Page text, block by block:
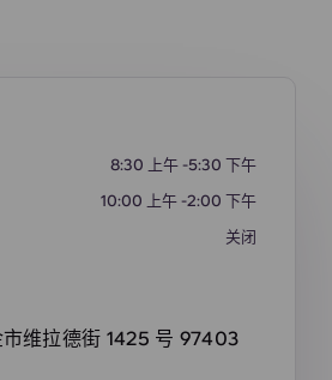
8:30 上午 -5:30 下午
10:00 上午 -2:00 下午
关闭
维拉德街 1425 号 97403